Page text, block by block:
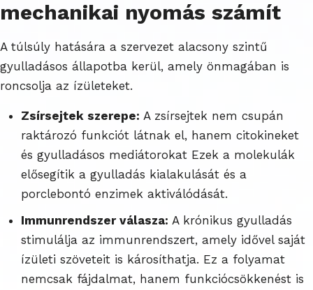
mechanikai nyomás számít
A túlsúly hatására a szervezet alacsony szintű
gyulladásos állapotba kerül, amely önmagában is
roncsolja az ízületeket.
Zsírsejtek szerepe: A zsírsejtek nem csupán
raktározó funkciót látnak el, hanem citokineket
és gyulladásos mediátorokat Ezek a molekulák
elősegítik a gyulladás kialakulását és a
porclebontó enzimek aktiválódását.
Immunrendszer válasza: A krónikus gyulladás
stimulálja az immunrendszert, amely idővel saját
ízületi szöveteit is károsíthatja. Ez a folyamat
nemcsak fájdalmat, hanem funkciócsökkenést is